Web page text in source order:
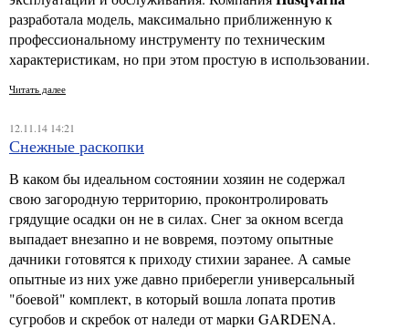
разработала модель, максимально приближенную к
профессиональному инструменту по техническим
характеристикам, но при этом простую в использовании.
Читать далее
12.11.14 14:21
Снежные раскопки
В каком бы идеальном состоянии хозяин не содержал
свою загородную территорию, проконтролировать
грядущие осадки он не в силах. Снег за окном всегда
выпадает внезапно и не вовремя, поэтому опытные
дачники готовятся к приходу стихии заранее. А самые
опытные из них уже давно приберегли универсальный
"боевой" комплект, в который вошла лопата против
сугробов и скребок от наледи от марки GARDENA.